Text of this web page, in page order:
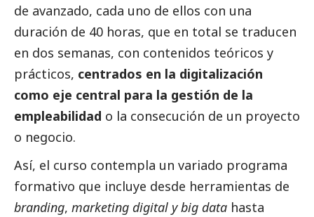
de avanzado, cada uno de ellos con una
duración de 40 horas, que en total se traducen
en dos semanas, con contenidos teóricos y
prácticos, centrados en la digitalización
como eje central para la gestión de la
empleabilidad o la consecución de un proyecto
o negocio.
Así, el curso contempla un variado programa
formativo que incluye desde herramientas de
branding, marketing digital y big data hasta